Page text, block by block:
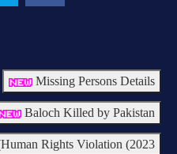
Missing Persons Details
Baloch Killed by Pakistan
Human Rights Violation (2023)